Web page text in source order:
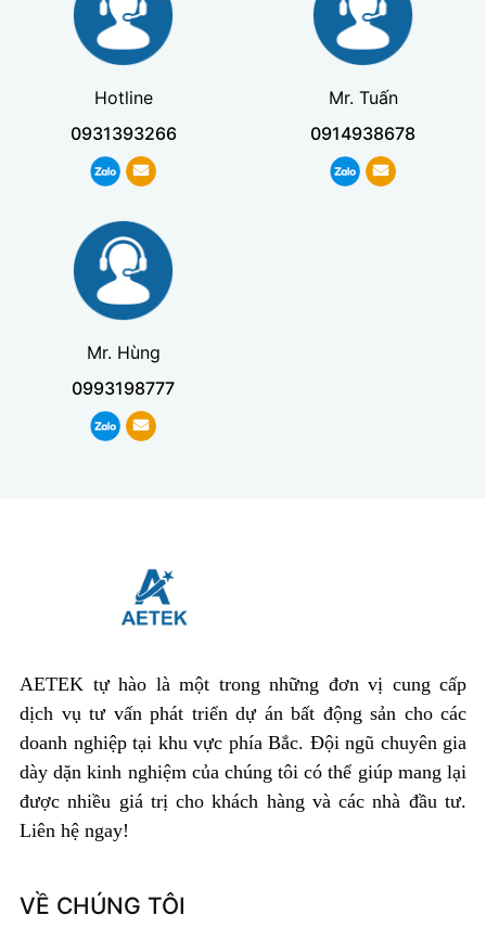
Hotline
0931393266
Mr. Tuấn
0914938678
Mr. Hùng
0993198777
AETEK tự hào là một trong những đơn vị cung cấp
dịch vụ tư vấn phát triển dự án bất động sản cho các
doanh nghiệp tại khu vực phía Bắc. Đội ngũ chuyên gia
dày dặn kinh nghiệm của chúng tôi có thể giúp mang lại
được nhiều giá trị cho khách hàng và các nhà đầu tư.
Liên hệ ngay!
VỀ CHÚNG TÔI